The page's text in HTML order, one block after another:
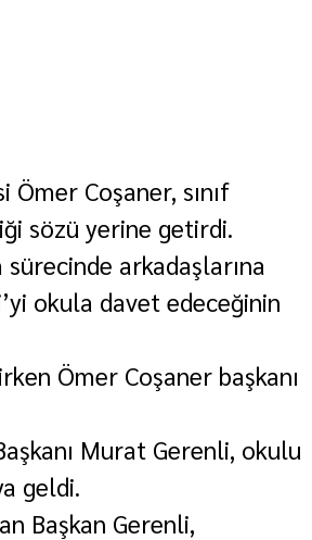
Ömer Coşaner, sınıf
sözü yerine getirdi.
sürecinde arkadaşlarına
okula davet edeceğinin
Ömer Coşaner başkanı
Murat Gerenli, okulu
geldi.
Başkan Gerenli,